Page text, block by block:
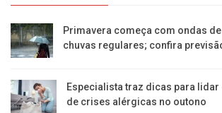
Primavera começa com ondas
chuvas regulares; confira
Especialista traz dicas para lidar
de crises alérgicas no outono